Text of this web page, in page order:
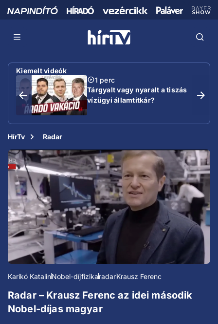
Kiemelt videók
1 perc
Tárgyalt vagy nyaralt a tiszás
vízügyi államtitkár?
HírTv Radar
Karikó KatalinNobel-díjfizikaradarKrausz Ferenc
Radar – Krausz Ferenc az idei második
Nobel-díjas magyar